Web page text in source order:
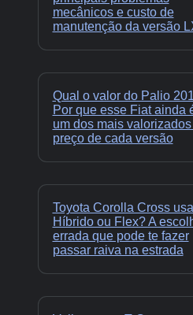
mecânicos e custo de
manutenção da versão
Qual o valor do Palio
Por que esse Fiat ainda
um dos mais
preço de cada versão
Toyota Corolla Cross
Híbrido ou Flex? A
errada que pode te fazer
passar raiva na estrada